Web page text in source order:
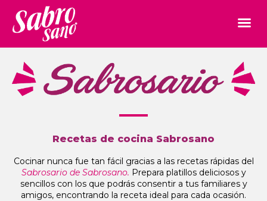
Recetas de cocina Sabrosano
Cocinar nunca fue tan fácil gracias a las recetas rápidas del
Sabrosario de Sabrosano. Prepara platillos deliciosos y
sencillos con los que podrás consentir a tus familiares y
amigos, encontrando la receta ideal para cada ocasión.